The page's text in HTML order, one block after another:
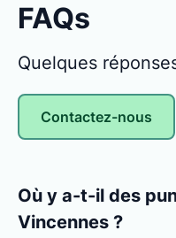
FAQs
Quelques
Contactez-nous
Où y a-t-il des
Vincennes ?